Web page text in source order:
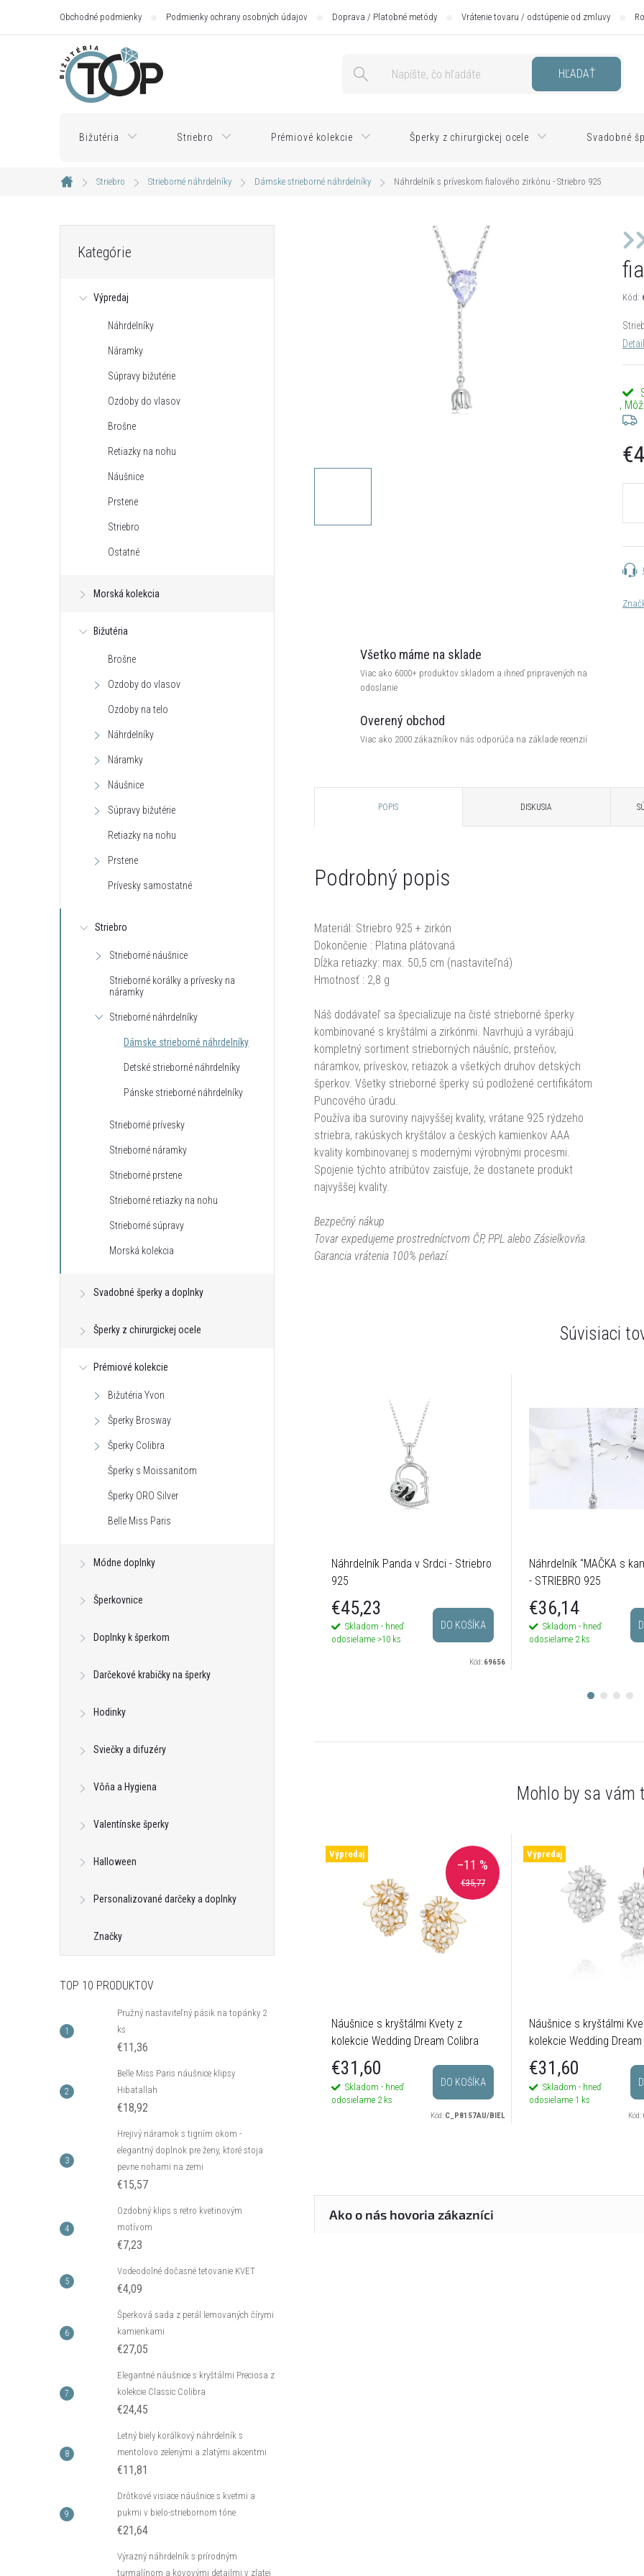
Obchodné podmienky Podmienky ochrany osobných údajov Doprava / Platobné metódy Vrátenie tovaru / odstúpenie od zmluvy
HĽADAŤ
Bižutéria Striebro Prémiové kolekcie Šperky z chirurgickej ocele Svadobné
Domov
Striebro Strieborné náhrdelníky Dámske strieborné náhrdelníky Náhrdelník s príveskom fialového zirkónu - Striebro 925
kategórie
Kategórie
Výpredaj
Náhrdelníky
Náramky
Súpravy bižutérie
Ozdoby do vlasov
Brošne
Retiazky na nohu
Náušnice
Prstene
Striebro
Ostatné
Morská kolekcia
Bižutéria
Brošne
Ozdoby do vlasov
Ozdoby na telo
Náhrdelníky
Náramky
Náušnice
Súpravy bižutérie
Retiazky na nohu
Prstene
Prívesky samostatné
Striebro
Strieborné náušnice
Strieborné korálky a prívesky na
náramky
Strieborné náhrdelníky
Dámske strieborné náhrdelníky
Detské strieborné náhrdelníky
Pánske strieborné náhrdelníky
Strieborné prívesky
Strieborné náramky
Strieborné prstene
Strieborné retiazky na nohu
Strieborné súpravy
Morská kolekcia
Svadobné šperky a doplnky
Šperky z chirurgickej ocele
Prémiové kolekcie
Bižutéria Yvon
Šperky Brosway
Šperky Colibra
Šperky s Moissanitom
Šperky ORO Silver
Belle Miss Paris
Módne doplnky
Šperkovnice
Doplnky k šperkom
Darčekové krabičky na šperky
Hodinky
Sviečky a difuzéry
Vôňa a Hygiena
Valentínske šperky
Halloween
Personalizované darčeky a doplnky
Značky
TOP 10 PRODUKTOV
Pružný nastaviteľný pásik na topánky 2
ks
€11,36
Belle Miss Paris náušnice klipsy
Hibatallah
€18,92
Hrejivý náramok s tigriím okom -
elegantný doplnok pre ženy, ktoré stoja
pevne nohami na zemi
€15,57
Ozdobný klips s retro kvetinovým
motívom
€7,23
Vodeodolné dočasné tetovanie KVET
€4,09
Šperková sada z perál lemovaných čírymi
kamienkami
€27,05
Elegantné náušnice s kryštálmi Preciosa z
kolekcie Classic Colibra
€24,45
Letný biely korálkový náhrdelník s
mentolovo zelenými a zlatými akcentmi
€11,81
Drôtkové visiace náušnice s kvetmi a
pukmi v bielo-striebornom tóne
€21,64
Výrazný náhrdelník s prírodným
turmalínom a kovovými detailmi v zlatej
Kód:
Všetko máme na sklade
Viac ako 6000+ produktov skladom a ihneď pripravených na
odoslanie
Overený obchod
Viac ako 2000 zákazníkov nás odporúča na základe recenzií
POPIS DISKUSIA
Podrobný popis
Materiál: Striebro 925 + zirkón
Dokončenie : Platina plátovaná
Dĺžka retiazky: max. 50,5 cm (nastaviteľná)
Hmotnosť : 2,8 g
Náš dodávateľ sa špecializuje na čisté strieborné šperky
kombinované s kryštálmi a zirkónmi. Navrhujú a vyrábajú
kompletný sortiment strieborných náušníc, prsteňov,
náramkov, príveskov, retiazok a všetkých druhov detských
šperkov. Všetky strieborné šperky sú podložené certifikátom
Puncového úradu.
Používa iba suroviny najvyššej kvality, vrátane 925 rýdzeho
striebra, rakúskych kryštálov a českých kamienkov AAA
kvality kombinovanej s modernými výrobnými procesmi.
Spojenie týchto atribútov zaisťuje, že dostanete produkt
najvyššej kvality.
Bezpečný nákup
Tovar expedujeme prostredníctvom ČP, PPL alebo Zásielkovňa.
Garancia vrátenia 100% peňazí.
Súvisiaci
NÁHRDELNÍK s Swarovski®
STRIEBRO 925
€25,24
odosielame
Náhrdelník Panda v Srdci - Striebro
925
€45,23
Skladom - hneď
odosielame >10 ks
DO KOŠÍKA
Kód: 69656
Náhrdelník "MAČKA s
- STRIEBRO 925
€36,14
Skladom - hneď
odosielame 2 ks
Výpredaj
€35,77
–11 %
Náušnice s kryštálmi Kvety z
kolekcie Wedding Dream Colibra
€31,60
Skladom - hneď
odosielame 2 ks
DO KOŠÍKA
Kód: C_P8157AU/BIEL
Výpredaj
Náušnice s kryštálmi
kolekcie Wedding
postriebrené
€31,60
Skladom - hneď
odosielame 1 ks
Kód: